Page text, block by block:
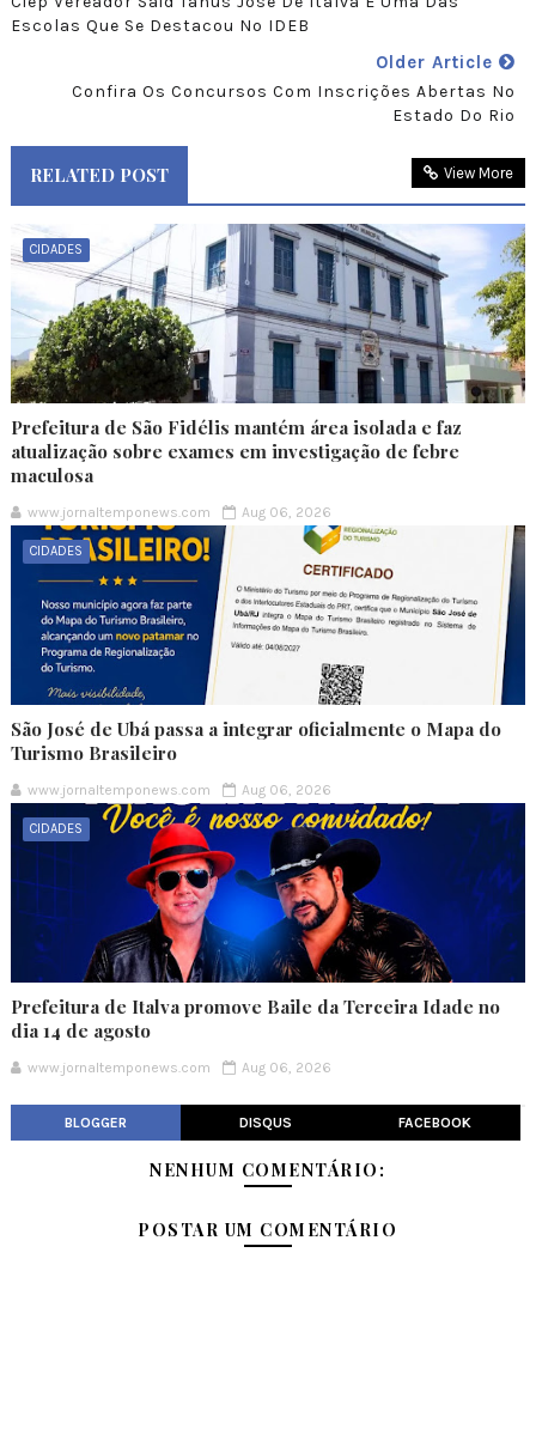
Escolas Que Se Destacou No IDEB
Older Article
Confira Os Concursos Com Inscrições Abertas No
Estado Do Rio
RELATED POST View More
CIDADES
Prefeitura de São Fidélis mantém área isolada e faz
atualização sobre exames em investigação de febre
maculosa
www.jornaltemponews.com Aug 06, 2026
CIDADES
São José de Ubá passa a integrar oficialmente o Mapa do
Turismo Brasileiro
www.jornaltemponews.com Aug 06, 2026
CIDADES
Prefeitura de Italva promove Baile da Terceira Idade no
dia 14 de agosto
www.jornaltemponews.com Aug 06, 2026
BLOGGER DISQUS FACEBOOK
NENHUM COMENTÁRIO:
POSTAR UM COMENTÁRIO